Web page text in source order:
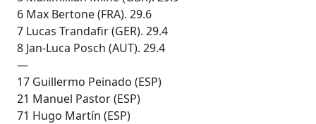
6 Max Bertone (FRA). 29.6
7 Lucas Trandafir (GER). 29.4
8 Jan-Luca Posch (AUT). 29.4
—
17 Guillermo Peinado (ESP)
21 Manuel Pastor (ESP)
71 Hugo Martín (ESP)